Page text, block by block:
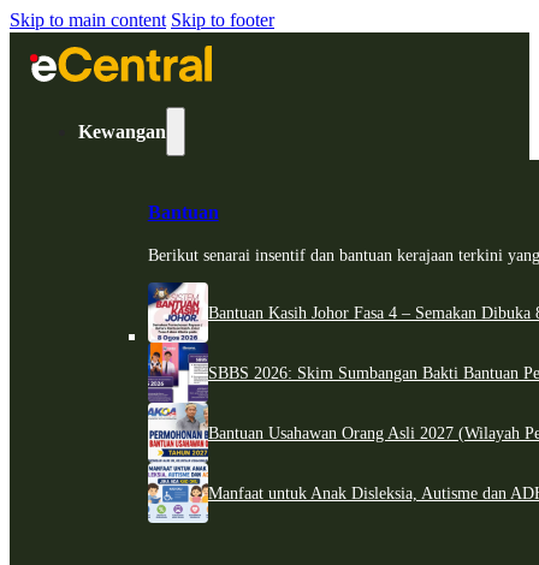
Skip to main content Skip to footer
Kewangan
Bantuan
Berikut senarai insentif dan bantuan kerajaan terkini
Bantuan Kasih Johor Fasa 4 – Semakan
SBBS 2026: Skim Sumbangan Bakti Bantuan
Bantuan Usahawan Orang Asli 2027 (Wilayah
Manfaat untuk Anak Disleksia, Autisme dan